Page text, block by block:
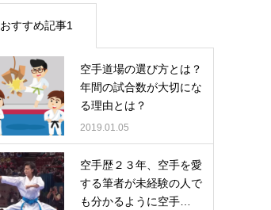
おすすめ記事1
空手道場の選び方とは？
年間の試合数が大切にな
る理由とは？
2019.01.05
空手歴２３年、空手を愛
する筆者が未経験の人で
も分かるように空手…